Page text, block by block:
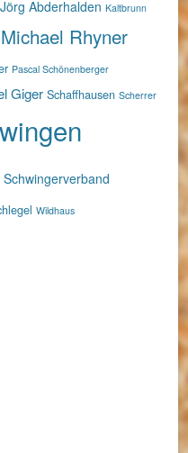
Jörg Abderhalden Kaltbrunn
Michael Rhyner
Pascal Schönenberger
Giger Schaffhausen Scherrer
Wildhaus